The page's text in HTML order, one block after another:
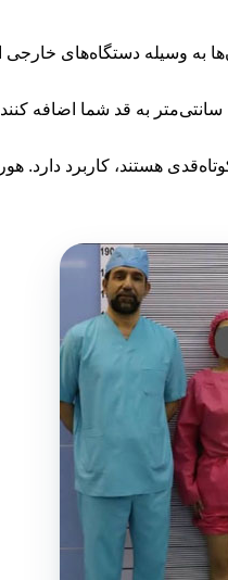
وسیله دستگاه‌های خارجی
کفش‌های پاشنه‌دار یا کفش‌های خاص با پاشنه مخفی می‌توانند به
هستند، کاربرد